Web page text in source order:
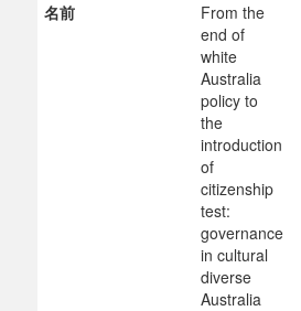
名前
From the
end of
white
Australia
policy to
the
introduction
of
citizenship
test:
governance
in cultural
diverse
Australia